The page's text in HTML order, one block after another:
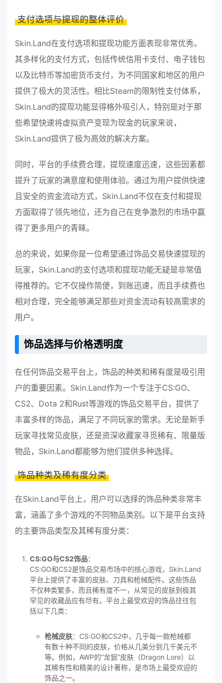
支付选项与提现的整体评价
Skin.Land在支付选项和提现功能方面表现非常优秀。
其多样化的支付方式，包括传统信用卡支付、电子钱包
以及比特币等加密货币支付，为不同国家和地区的用户
提供了极大的灵活性。相比Steam的限制性支付体系，
Skin.Land的提现功能显得格外吸引人，特别是对于那
些希望快速将虚拟资产变现为现金的玩家来说，
Skin.Land提供了极为高效的解决方案。
同时，平台的手续费合理，提现速度迅速，这些因素都
提升了玩家的满意度和使用体验。通过为用户提供快速
且安全的资金流动方式，Skin.Land不仅在支付和提现
方面取得了领先地位，还为自己在竞争激烈的市场中赢
得了更多用户的青睐。
总的来说，如果你是一位希望通过饰品交易快速提现的
玩家，Skin.Land的支付选项和提现功能无疑是非常值
得推荐的。它不仅操作简便，到账迅速，而且手续费也
相对合理，完全能够满足那些对资金流动有较高需求的
用户。
饰品选择与价格透明度
在任何饰品交易平台上，饰品的种类和稀有度是吸引用
户的重要因素。Skin.Land作为一个专注于CS:GO、
CS2、Dota 2和Rust等游戏的饰品交易平台，提供了
丰富多样的饰品，满足了不同玩家的需求。无论是新手
玩家寻找常见皮肤，还是资深收藏家寻觅稀有、限量版
物品，Skin.Land都能够为他们提供多种选择。
饰品种类及稀有度分类
在Skin.Land平台上，用户可以选择的饰品种类非常丰
富，涵盖了多个游戏的不同物品类别。以下是平台支持
的主要饰品类型及其稀有度分类：
CS:GO与CS2饰品：
CS:GO和CS2是饰品交易市场中的核心游戏，Skin.Land
平台上提供了丰富的皮肤、刀具和枪械配件。这些饰品
不仅种类繁多，而且稀有度不一，从常见的皮肤到极其
罕见的收藏品应有尽有。平台上最受欢迎的饰品往往包
括以下几类：
枪械皮肤：CS:GO和CS2中，几乎每一款枪械都
有数十种不同的皮肤，价格从几美分到几千美元不
等。例如，AWP的“龙狙”皮肤（Dragon Lore）以
其稀有性和精美的设计著称，是市场上最受欢迎的
饰品之一。